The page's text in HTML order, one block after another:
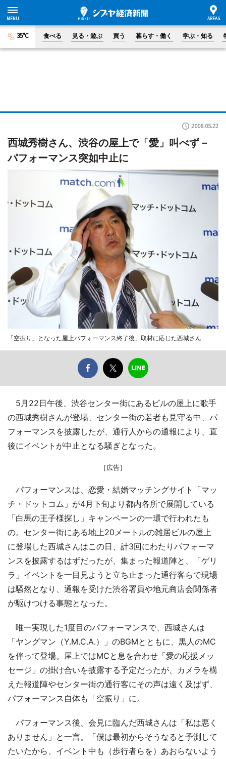
35°C 食べる 見る・遊ぶ 買う 暮らす・働く 学ぶ・知る
2008.05.22
西城秀樹さん、渋谷の屋上で「愛」叫べず－
パフォーマンス突如中止に
「空振り」となった屋上パフォーマンス終了後、取材に応じた西城さん
5月22日午後、渋谷センター街にあるビルの屋上に歌手
の西城秀樹さんが登場、センター街の若者も見守る中、パ
フォーマンスを披露したが、通行人からの通報により、直
後にイベントが中止となる騒ぎとなった。
［広告］
パフォーマンスは、恋愛・結婚マッチングサイト「マッ
チ・ドットコム」が4月下旬より都内各所で展開している
「白馬の王子様探し」キャンペーンの一環で行われたも
の。センター街にある地上20メートルの雑居ビルの屋上
に登場した西城さんはこの日、計3回にわたりパフォーマ
ンスを披露するはずだったが、集まった報道陣と、「ゲリ
ラ」イベントを一目見ようと立ち止まった通行客らで現場
は騒然となり、通報を受けた渋谷署員や地元商店会関係者
が駆けつける事態となった。
唯一実現した1度目のパフォーマンスで、西城さんは
「ヤングマン（Y.M.C.A.）」のBGMとともに、黒人のMC
を伴って登場。屋上ではMCと息を合わせ「愛の応援メッ
セージ」の掛け合いを披露する予定だったが、カメラを構
えた報道陣やセンター街の通行客にその声は遠く及ばず、
パフォーマンス自体も「空振り」に。
パフォーマンス後、会見に臨んだ西城さんは「私は悪く
ありません」と一言。「僕は最初からそうなると予測して
たいたから、イベント中も（歩行者らを）あおらないよう